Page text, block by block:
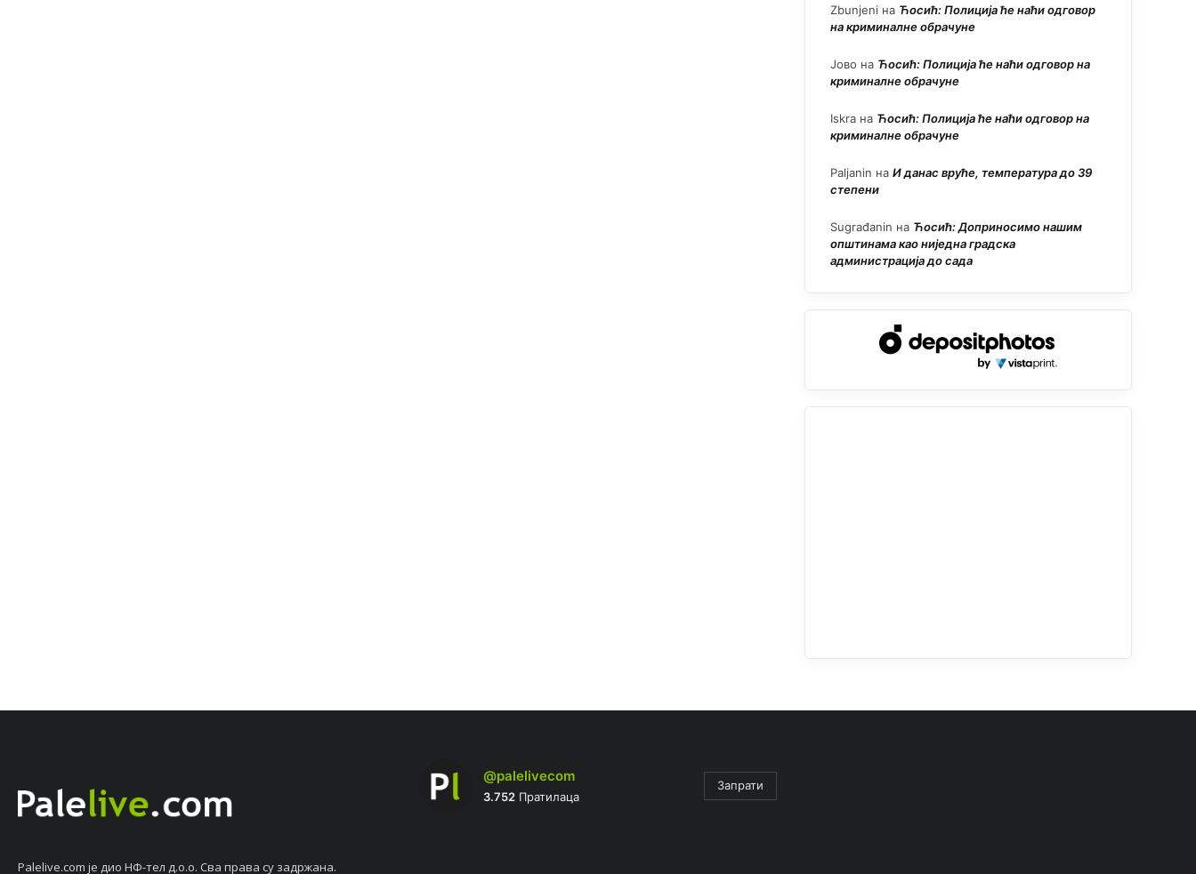
Zbunjeni на Ћосић: Полиција ће наћи одговор
на криминалне обрачуне
Јово на Ћосић: Полиција ће наћи одговор на
криминалне обрачуне
Iskra на Ћосић: Полиција ће наћи одговор на
криминалне обрачуне
Paljanin на И данас вруће, температура до 39
степени
Sugrađanin на Ћосић: Доприносимо нашим
општинама као ниједна градска
администрација до сада
Palelive.com јe дио НФ-тeл д.о.о. Сва права су задржана.
@palelivecom
3.752Пратилаца
Запрати